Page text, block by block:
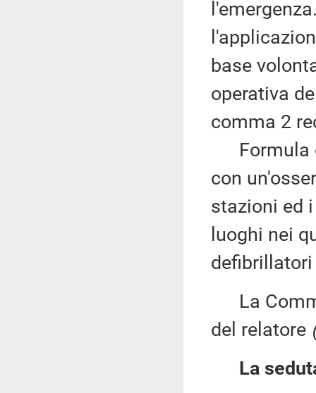
base
operativa
comma 2
Formula
con
stazioni ed
luoghi nei
La
del relatore
La